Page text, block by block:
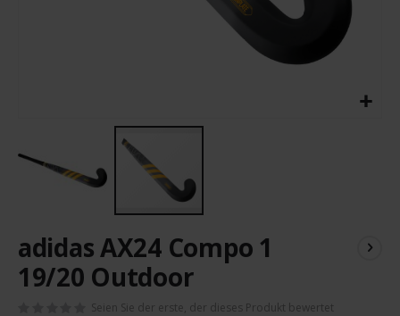
Anfang
der
Bildergalerie
adidas AX24 Compo 1
19/20 Outdoor
Seien Sie der erste, der dieses Produkt bewertet